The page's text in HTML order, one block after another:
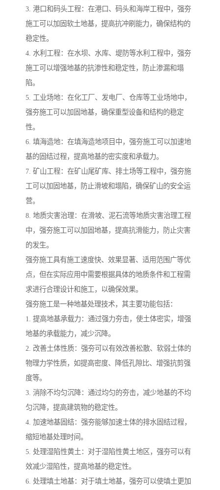
3. 港口和码头工程：在港口、码头和海岸工程中，强夯
施工可以加固软土地基，提高抗冲刷能力，确保结构的
稳定性。
4. 水利工程：在水坝、水库、堤防等水利工程中，强夯
施工可以增强地基的抗渗性和稳定性，防止渗漏和塌
陷。
5. 工业场地：在化工厂、发电厂、仓库等工业场地中，
强夯施工可以加固地基，确保重型设备和结构的稳定
性。
6. 填海造地：在填海造地项目中，强夯施工可以加速地
基的固结过程，提高地基的密实度和承载力。
7. 矿山工程：在矿山尾矿库、排土场等工程中，强夯施
工可以加固地基，防止滑坡和塌陷，确保矿山的安全运
营。
8. 地质灾害治理：在滑坡、泥石流等地质灾害治理工程
中，强夯施工可以加固地基，提高抗滑能力，防止灾害
的发生。
强夯施工具有施工速度快、效果显著、适用范围广等优
点，但在实际应用中需要根据具体的地质条件和工程需
求进行合理设计和施工，以确保效果。
强夯施工是一种地基处理技术，其主要功能包括：
1. 提高地基承载力：通过强力夯击，使土体密实，增强
地基的承载能力，减少沉降。
2. 改善土体性质：强夯可以有效改善松散、软弱土体的
物理力学性质，如提高密度、降低孔隙比、增强抗剪强
度等。
3. 消除不均匀沉降：通过均匀的夯击，减少地基的不均
匀沉降，提高建筑物的稳定性。
4. 加速地基固结：强夯能够加速土体的排水固结过程，
缩短地基处理时间。
5. 处理湿陷性黄土：对于湿陷性黄土地区，强夯可以有
效减少湿陷性，提高地基的稳定性。
6. 处理填土地基：对于填土地基，强夯可以使填土更加